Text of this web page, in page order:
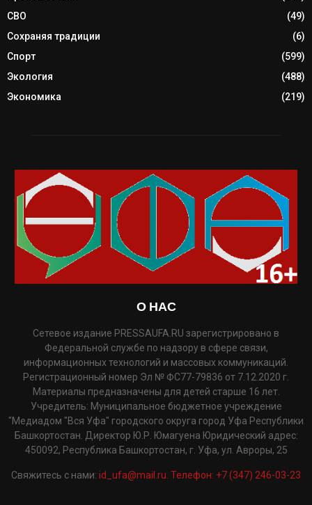
СВО
(49)
Сохраняя традиции
(6)
Спорт
(599)
Экология
(488)
Экономика
(219)
О НАС
Сетевое издание PRESSAUFA.RU зарегистрировано в
Федеральной службе по надзору в сфере связи,
информационных технологий и массовых коммуникаций.
Регистрационный номер Эл № ФС77-79836 от 7.12.2020 г.
Материалы предназначены для детей старше 16 лет.
Учредитель: Муниципальное бюджетное учреждение
"Медиадом "Вся Уфа" городского округа город Уфа Республики
Башкортостан. Директор Ю.Р. Юмагуена Юридический адрес:
450092, Республика Башкортостан, г. Уфа, ул. Авроры, 25
Свяжитесь с нами: id_ufa@mail.ru. Телефон: +7 (347) 246-03-23